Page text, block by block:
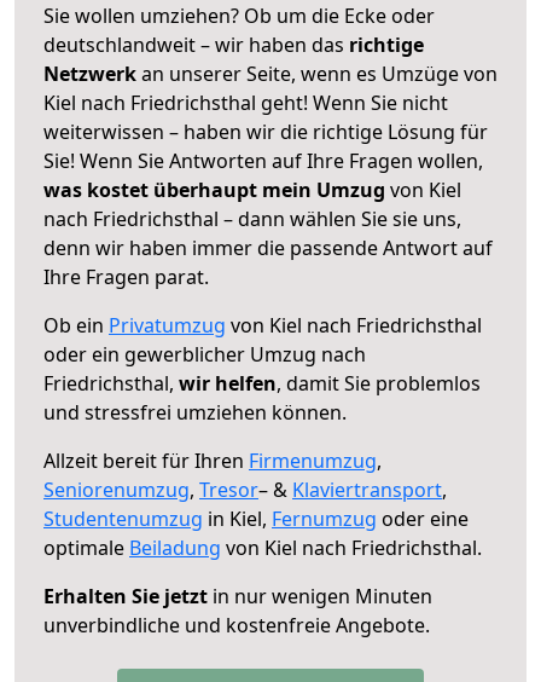
Sie wollen umziehen? Ob um die Ecke oder
deutschlandweit – wir haben das richtige
Netzwerkan unserer Seite, wenn es Umzüge von
Kiel nach Friedrichsthal geht! Wenn Sie nicht
weiterwissen – haben wir die richtige Lösung für
Sie! Wenn Sie Antworten auf Ihre Fragen wollen,
was kostet überhaupt mein Umzug von Kiel
nach Friedrichsthal – dann wählen Sie sie uns,
denn wir haben immer die passende Antwort auf
Ihre Fragen parat.
Ob ein Privatumzug von Kiel nach Friedrichsthal
oder ein gewerblicher Umzug nach
Friedrichsthal, wir helfen, damit Sie problemlos
und stressfrei umziehen können.
Allzeit bereit für Ihren Firmenumzug,
Seniorenumzug, Tresor– & Klaviertransport,
Studentenumzug in Kiel, Fernumzug oder eine
optimale Beiladung von Kiel nach Friedrichsthal.
Erhalten Sie jetzt in nur wenigen Minuten
unverbindliche und kostenfreie Angebote.